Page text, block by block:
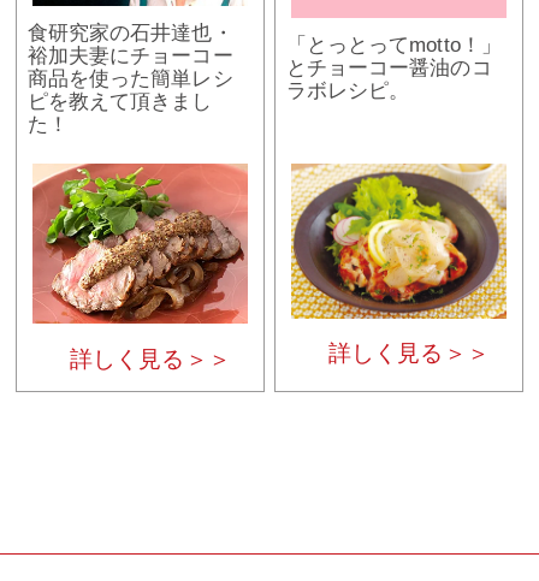
食研究家の石井達也・
裕加夫妻にチョーコー
商品を使った簡単レシ
ピを教えて頂きまし
た！
詳しく見る＞＞
「とっとってmotto！」
とチョーコー醤油のコ
ラボレシピ。
詳しく見る＞＞